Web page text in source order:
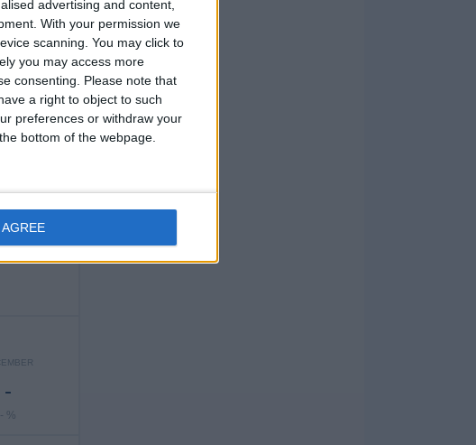
advertising and content,
With your permission we
scanning. You may click to
you may access more
consenting.
Please note that
a right to object to such
preferences or withdraw your
bottom of the webpage.
AGREE
-
- %